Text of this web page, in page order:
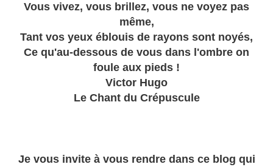
Vous vivez, vous brillez, vous ne voyez pas
même,
Tant vos yeux éblouis de rayons sont noyés,
Ce qu'au-dessous de vous dans l'ombre on
foule aux pieds !
Victor Hugo
Le Chant du Crépuscule
Je vous invite à vous rendre dans ce blog qui